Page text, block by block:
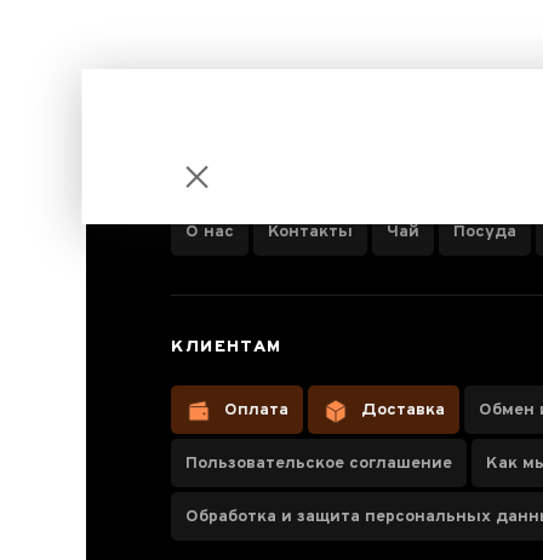
гурмана
Паспорт товара
ИНФОРМАЦИЯ О КОМПАНИИ
О нас Контакты Чай Посуда
КЛИЕНТАМ
Оплата Доставка Обмен
Пользовательское соглашение Как
Обработка и защита персональных